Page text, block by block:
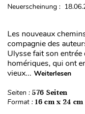
Neuerscheinung :
Les nouveaux
compagnie des
Ulysse fait son
homériques, qui ont
vieux... Weiterlesen
Seiten : 576 Seiten
Format : 16 cm x 24 cm